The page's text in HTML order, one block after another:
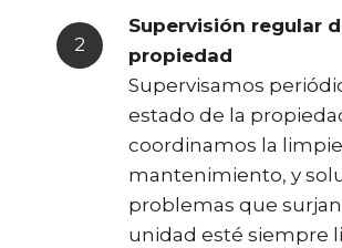
Supervisión regular
propiedad
Supervisamos
estado de la
coordinamos la
mantenimiento, y
problemas que
unidad esté siempre